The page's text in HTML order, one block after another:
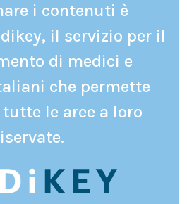
i contenuti è
il servizio per il
di medici e
che permette
tutte le aree a loro